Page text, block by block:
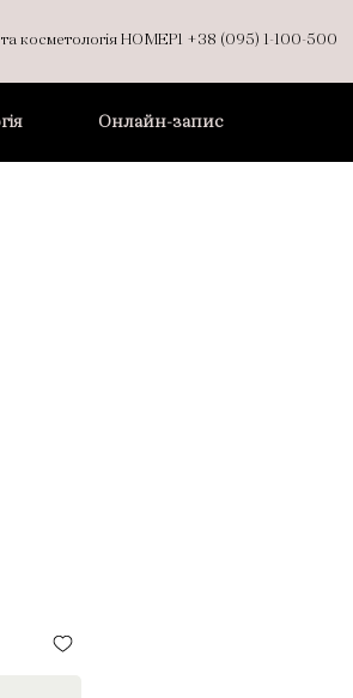
косметологія НОМЕР1 +38 (095) 1-100-500
Онлайн-запис